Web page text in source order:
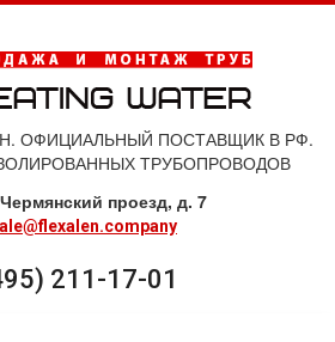
ОФИЦИАЛЬНЫЙ ПОСТАВЩИК В РФ.
ТРУБОПРОВОДОВ
проезд, д. 7
211-17-01